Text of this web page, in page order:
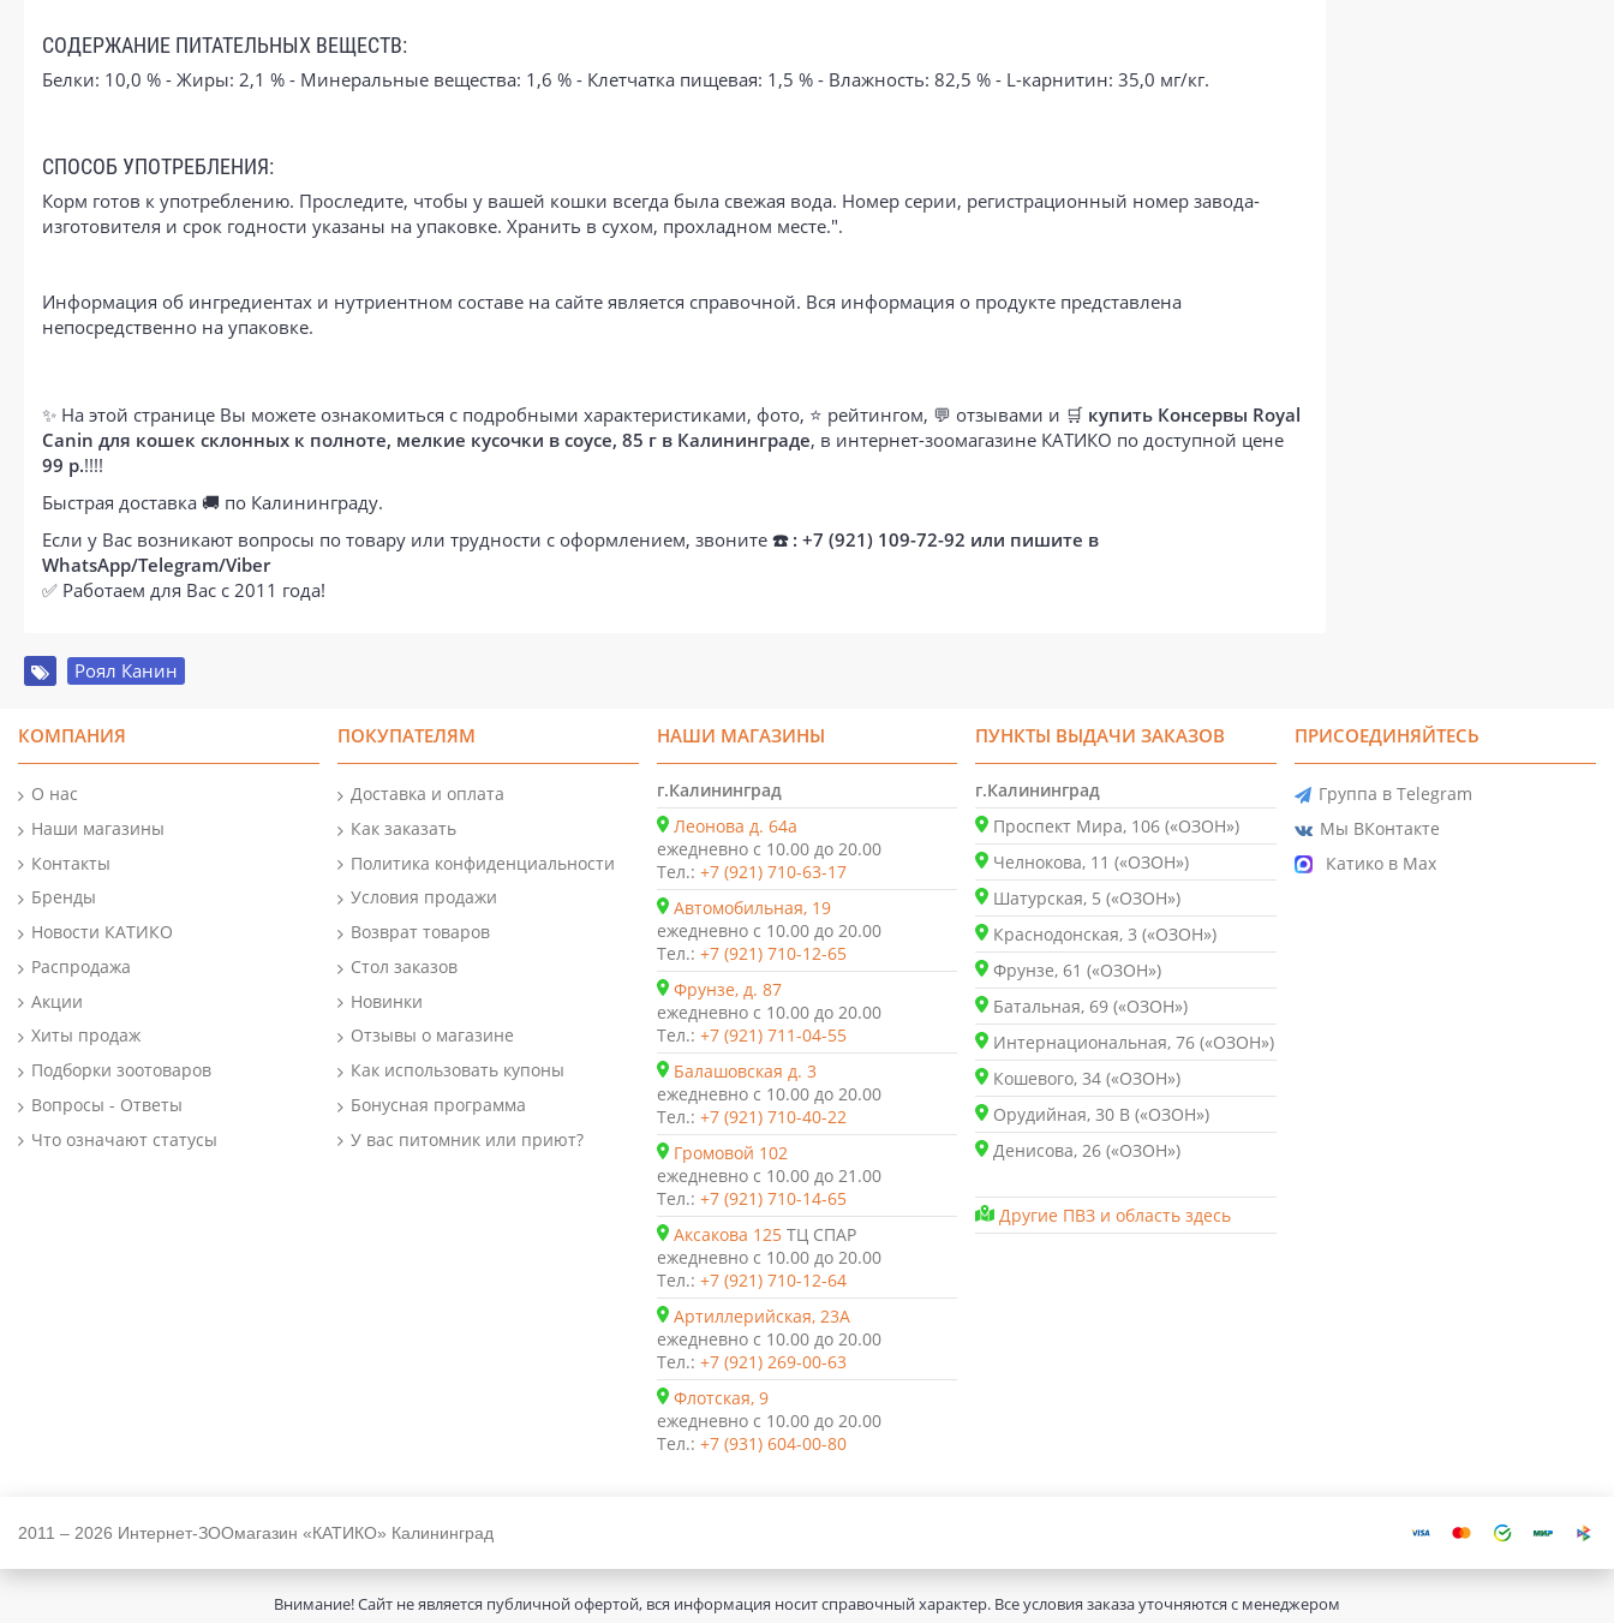
СОДЕРЖАНИЕ ПИТАТЕЛЬНЫХ ВЕЩЕСТВ:
Белки: 10,0 % - Жиры: 2,1 % - Минеральные вещества: 1,6 % - Клетчатка пищевая: 1,5 % - Влажность: 82,5 % - L-карнитин: 35,0 мг/кг.
СПОСОБ УПОТРЕБЛЕНИЯ:
Корм готов к употреблению. Проследите, чтобы у вашей кошки всегда была свежая вода. Номер серии, регистрационный номер завода-
изготовителя и срок годности указаны на упаковке. Хранить в сухом, прохладном месте.".
Информация об ингредиентах и нутриентном составе на сайте является справочной. Вся информация о продукте представлена
непосредственно на упаковке.
✨ На этой странице Вы можете ознакомиться с подробными характеристиками, фото, ⭐ рейтингом, 💬 отзывами и 🛒 купить Консервы Royal
Canin для кошек склонных к полноте, мелкие кусочки в соусе, 85 г в Калининграде, в интернет-зоомагазине КАТИКО по доступной цене
99 р.!!!!
Быстрая доставка 🚚 по Калининграду.
Если у Вас возникают вопросы по товару или трудности с оформлением, звоните ☎️ : +7 (921) 109-72-92 или пишите в
WhatsApp/Telegram/Viber
✅ Работаем для Вас с 2011 года!
Роял Канин
КОМПАНИЯ
О нас
Наши магазины
Контакты
Бренды
Новости КАТИКО
Распродажа
Акции
Хиты продаж
Подборки зоотоваров
Вопросы - Ответы
Что означают статусы
ПОКУПАТЕЛЯМ
Доставка и оплата
Как заказать
Политика конфиденциальности
Условия продажи
Возврат товаров
Стол заказов
Новинки
Отзывы о магазине
Как использовать купоны
Бонусная программа
У вас питомник или приют?
НАШИ МАГАЗИНЫ
г.Калининград
Леонова д. 64а
ежедневно с 10.00 до 20.00
Тел.: +7 (921) 710-63-17
Автомобильная, 19
ежедневно с 10.00 до 20.00
Тел.: +7 (921) 710-12-65
Фрунзе, д. 87
ежедневно с 10.00 до 20.00
Тел.: +7 (921) 711-04-55
Балашовская д. 3
ежедневно с 10.00 до 20.00
Тел.: +7 (921) 710-40-22
Громовой 102
ежедневно с 10.00 до 21.00
Тел.: +7 (921) 710-14-65
Аксакова 125 ТЦ СПАР
ежедневно с 10.00 до 20.00
Тел.: +7 (921) 710-12-64
Артиллерийская, 23А
ежедневно с 10.00 до 20.00
Тел.: +7 (921) 269-00-63
Флотская, 9
ежедневно с 10.00 до 20.00
Тел.: +7 (931) 604-00-80
ПУНКТЫ ВЫДАЧИ ЗАКАЗОВ
г.Калининград
Проспект Мира, 106 («ОЗОН»)
Челнокова, 11 («ОЗОН»)
Шатурская, 5 («ОЗОН»)
Краснодонская, 3 («ОЗОН»)
Фрунзе, 61 («ОЗОН»)
Батальная, 69 («ОЗОН»)
Интернациональная, 76 («ОЗОН»)
Кошевого, 34 («ОЗОН»)
Орудийная, 30 В («ОЗОН»)
Денисова, 26 («ОЗОН»)
Другие ПВЗ и область здесь
ПРИСОЕДИНЯЙТЕСЬ
Группа в Telegram
Мы ВКонтакте
Катико в Max
2011 – 2026 Интернет-ЗООмагазин «КАТИКО» Калининград
Внимание! Сайт не является публичной офертой, вся информация носит справочный характер. Все условия заказа уточняются с менеджером